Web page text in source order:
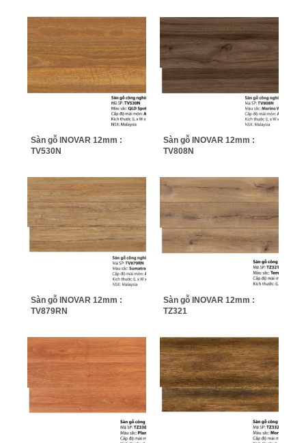
Sàn gỗ INOVAR 12mm :
TV530N
Sàn gỗ INOVAR 12mm :
TV808N
Sàn gỗ INOVAR 12mm :
TV879RN
Sàn gỗ INOVAR 12mm :
TZ321